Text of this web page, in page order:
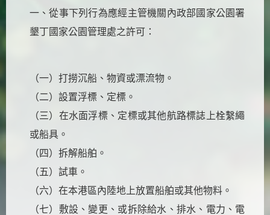
一、從事下列行為應經主管機關內政部國家公園署
墾丁國家公園管理處之許可：
（一）打撈沉船、物資或漂流物。
（二）設置浮標、定標。
（三）在水面浮標、定標或其他航路標誌上栓繫繩
或船具。
（四）拆解船舶。
（五）試車。
（六）在本港區內陸地上放置船舶或其他物料。
（七）敷設、變更、或拆除給水、排水、電力、電